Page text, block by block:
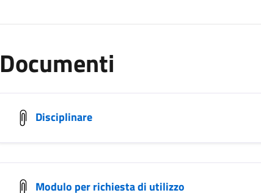
Documenti
Disciplinare
Modulo per richiesta di utilizzo